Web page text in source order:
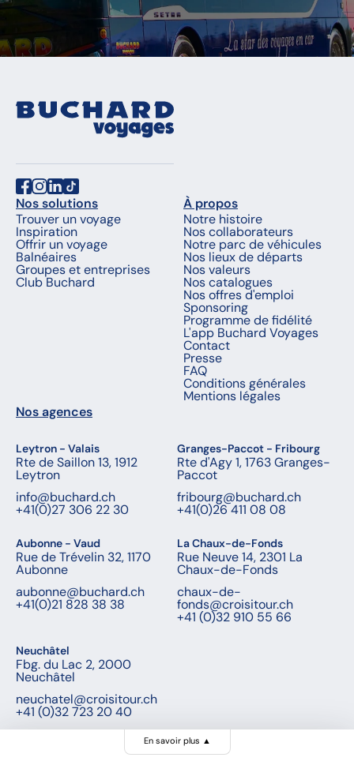
Nos solutions
Trouver un voyage
Inspiration
Offrir un voyage
Balnéaires
Groupes et entreprises
Club Buchard
À propos
Notre histoire
Nos collaborateurs
Notre parc de véhicules
Nos lieux de départs
Nos valeurs
Nos catalogues
Nos offres d'emploi
Sponsoring
Programme de fidélité
L'app Buchard Voyages
Contact
Presse
FAQ
Conditions générales
Mentions légales
Nos agences
Leytron - Valais
Rte de Saillon 13, 1912
Leytron
info@buchard.ch
+41(0)27 306 22 30
Granges-Paccot - Fribourg
Rte d'Agy 1, 1763 Granges-
Paccot
fribourg@buchard.ch
+41(0)26 411 08 08
Aubonne - Vaud
Rue de Trévelin 32, 1170
Aubonne
aubonne@buchard.ch
+41(0)21 828 38 38
La Chaux-de-Fonds
Rue Neuve 14, 2301 La
Chaux-de-Fonds
chaux-de-
fonds@croisitour.ch
+41 (0)32 910 55 66
Neuchâtel
Fbg. du Lac 2, 2000
Neuchâtel
neuchatel@croisitour.ch
+41 (0)32 723 20 40
En savoir plus ▲